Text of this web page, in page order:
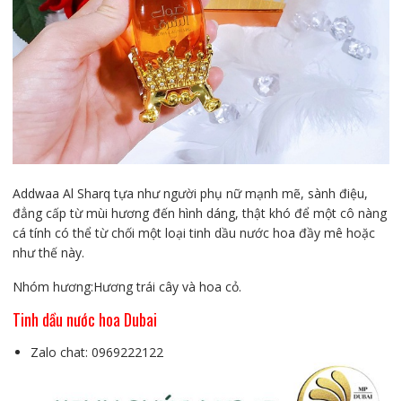
Addwaa Al Sharq tựa như người phụ nữ mạnh mẽ, sành điệu,
đẳng cấp từ mùi hương đến hình dáng, thật khó để một cô nàng
cá tính có thể từ chối một loại tinh dầu nước hoa đầy mê hoặc
như thế này.
Nhóm hương:Hương trái cây và hoa cỏ.
Tinh dầu nước hoa Dubai
Zalo chat: 0969222122